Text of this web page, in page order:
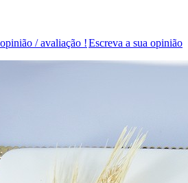
Escreva a sua opinião
/ avaliação !